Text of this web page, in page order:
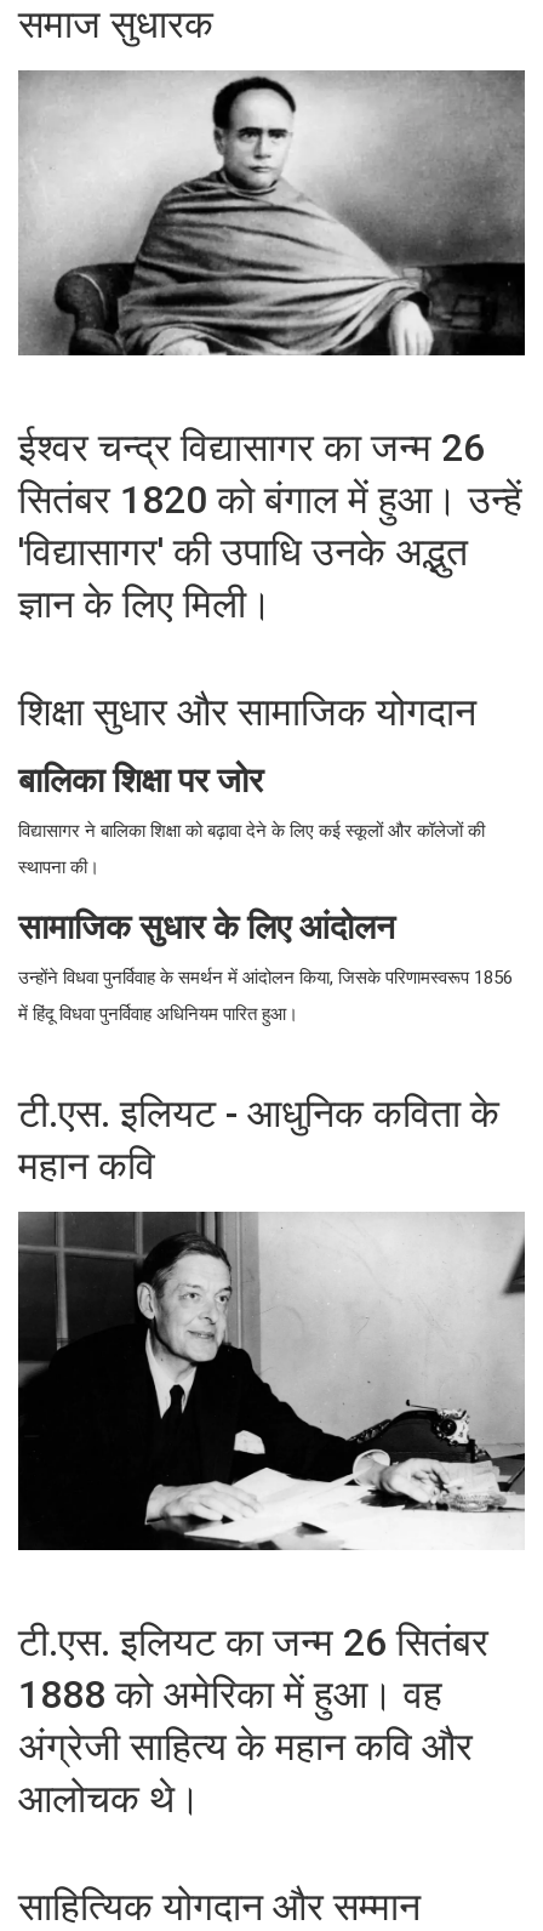
समाज सुधारक
ईश्वर चन्द्र विद्यासागर का जन्म 26
सितंबर 1820 को बंगाल में हुआ। उन्हें
'विद्यासागर' की उपाधि उनके अद्भुत
ज्ञान के लिए मिली।
शिक्षा सुधार और सामाजिक योगदान
बालिका शिक्षा पर जोर
विद्यासागर ने बालिका शिक्षा को बढ़ावा देने के लिए कई स्कूलों और कॉलेजों की
स्थापना की।
सामाजिक सुधार के लिए आंदोलन
उन्होंने विधवा पुनर्विवाह के समर्थन में आंदोलन किया, जिसके परिणामस्वरूप 1856
में हिंदू विधवा पुनर्विवाह अधिनियम पारित हुआ।
टी.एस. इलियट - आधुनिक कविता के
महान कवि
टी.एस. इलियट का जन्म 26 सितंबर
1888 को अमेरिका में हुआ। वह
अंग्रेजी साहित्य के महान कवि और
आलोचक थे।
साहित्यिक योगदान और सम्मान